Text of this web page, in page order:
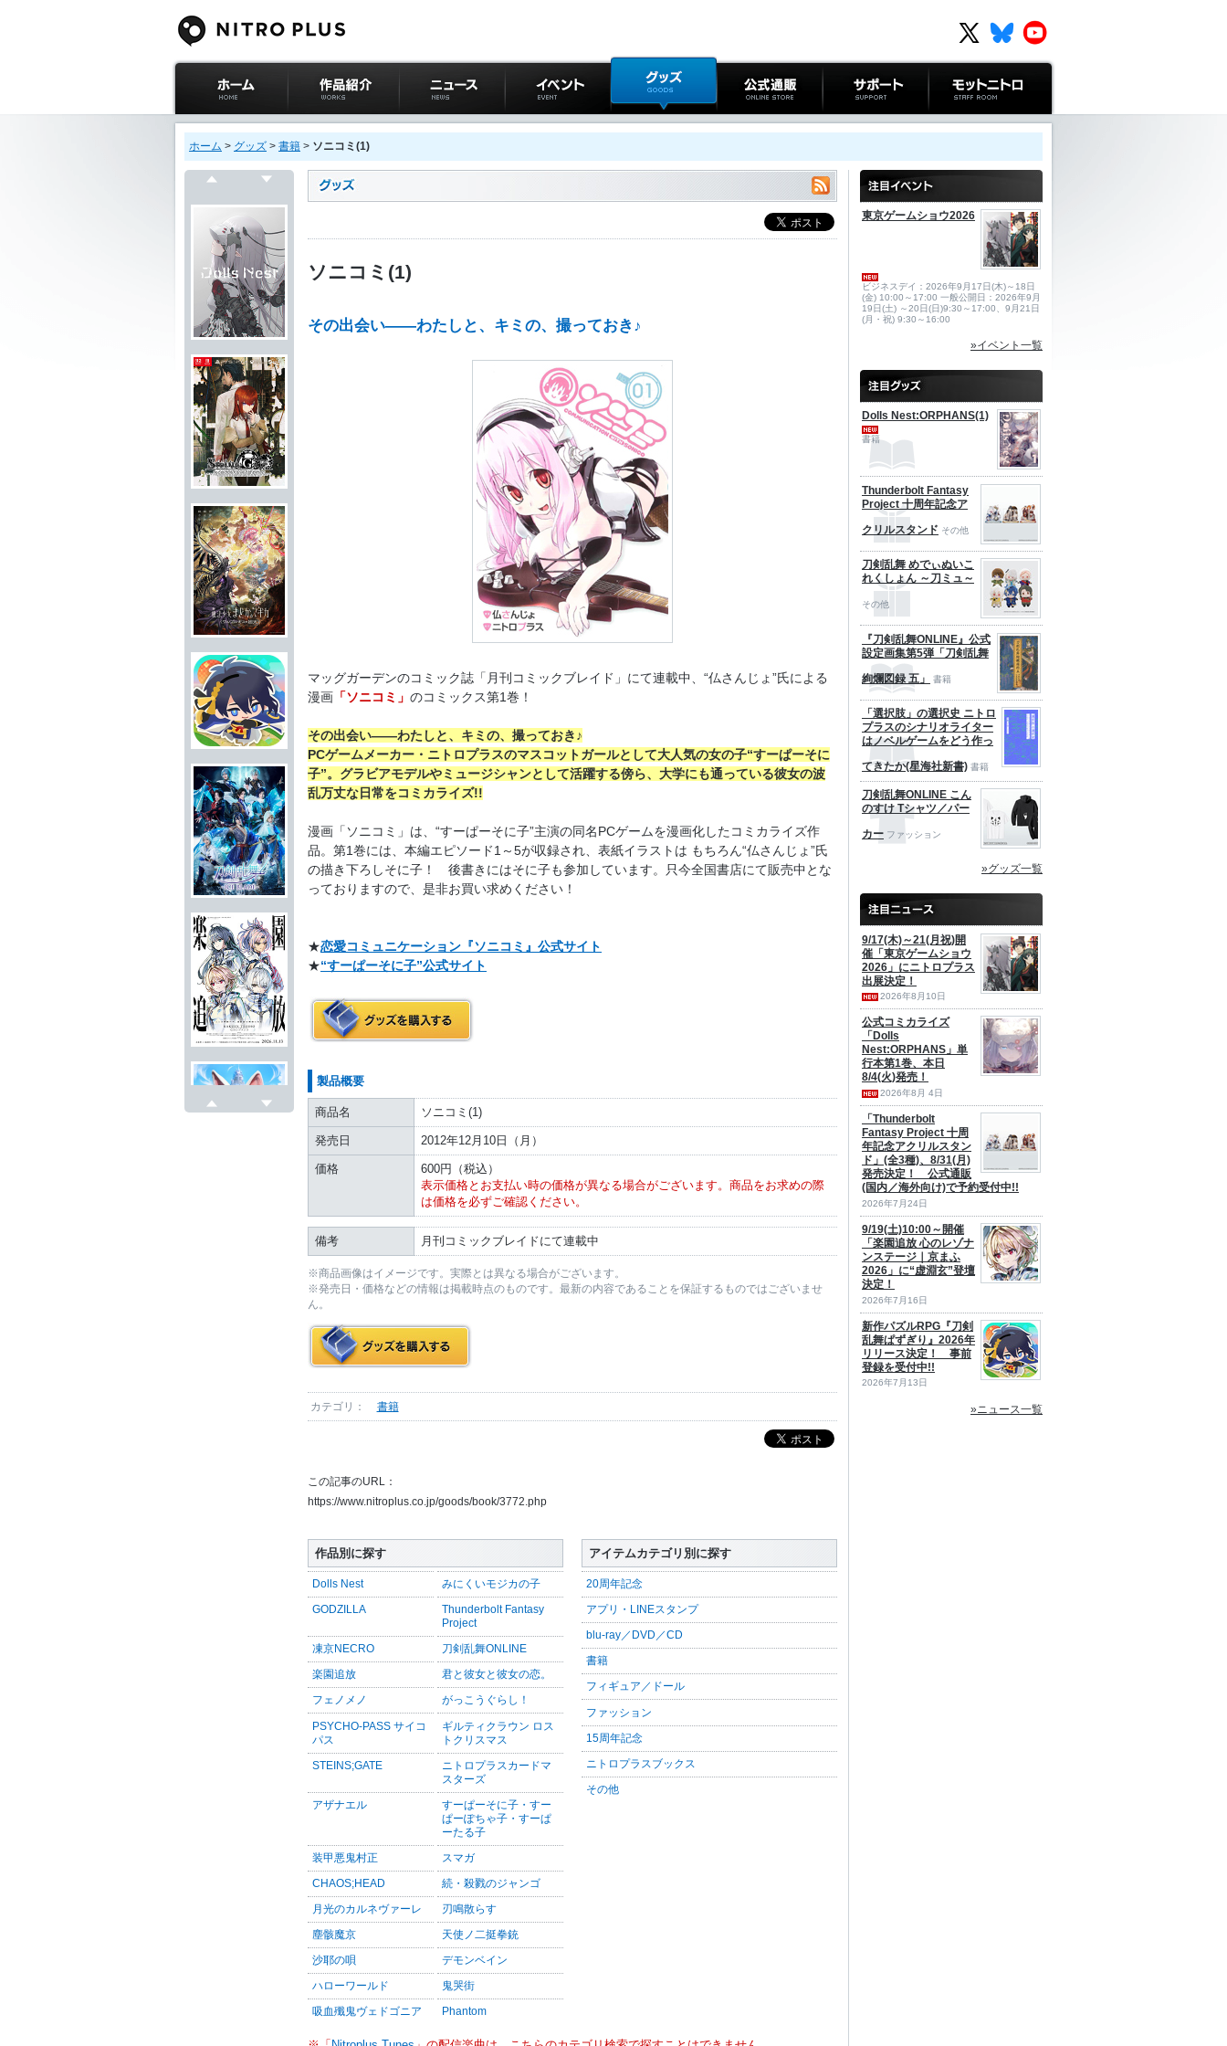
ニトロプラス公式
サイト ホーム
作品紹介 ニュース イベント グッズ 公式通販 サポート モットニトロ
ホーム > グッズ > 書籍 > ソニコミ(1)
ソニコミ(1)
その出会い――わたしと、キミの、撮っておき♪
マッグガーデンのコミック誌「月刊コミックブレイド」にて連載中、“仏さんじょ”氏による
漫画 「ソニコミ」 のコミックス第1巻！
その出会い――わたしと、キミの、撮っておき♪
PCゲームメーカー・ニトロプラスのマスコットガールとして大人気の女の子“すーぱーそに
子”。グラビアモデルやミュージシャンとして活躍する傍ら、大学にも通っている彼女の波
乱万丈な日常をコミカライズ!!
漫画「ソニコミ」は、“すーぱーそに子”主演の同名PCゲームを漫画化したコミカライズ作
品。第1巻には、本編エピソード1～5が収録され、表紙イラストは もちろん“仏さんじょ”氏
の描き下ろしそに子！ 後書きにはそに子も参加しています。只今全国書店にて販売中とな
っておりますので、是非お買い求めください！
★恋愛コミュニケーション『ソニコミ』公式サイト
★“すーぱーそに子”公式サイト
製品概要
商品名 ソニコミ(1)
発売日 2012年12月10日（月）
価格
600円（税込）
表示価格とお支払い時の価格が異なる場合がございます。商品をお求めの際
は価格を必ずご確認ください。
備考 月刊コミックブレイドにて連載中
※商品画像はイメージです。実際とは異なる場合がございます。
※発売日・価格などの情報は掲載時点のものです。最新の内容であることを保証するものではございませ
ん。
カテゴリ： 書籍
この記事のURL：
https://www.nitroplus.co.jp/goods/book/3772.php
作品別に探す
Dolls Nest みにくいモジカの子
GODZILLA
Thunderbolt Fantasy
Project
凍京NECRO 刀剣乱舞ONLINE
楽園追放 君と彼女と彼女の恋。
フェノメノ がっこうぐらし！
PSYCHO-PASS サイコ
パス
ギルティクラウン ロス
トクリスマス
STEINS;GATE
ニトロプラスカードマ
スターズ
アザナエル
すーぱーそに子・すー
ぱーぽちゃ子・すーぱ
ーたる子
装甲悪鬼村正 スマガ
CHAOS;HEAD 続・殺戮のジャンゴ
月光のカルネヴァーレ 刃鳴散らす
塵骸魔京 天使ノ二挺拳銃
沙耶の唄 デモンベイン
ハローワールド 鬼哭街
吸血殲鬼ヴェドゴニア Phantom
アイテムカテゴリ別に探す
20周年記念
アプリ・LINEスタンプ
blu-ray／DVD／CD
書籍
フィギュア／ドール
ファッション
15周年記念
ニトロプラスブックス
その他
東京ゲームショウ2026
ビジネスデイ：2026年9月17日(木)～18日
(金) 10:00～17:00 一般公開日：2026年9月
19日(土) ～20日(日)9:30～17:00、9月21日
(月・祝) 9:30～16:00
»イベント一覧
Dolls Nest:ORPHANS(1)
書籍
Thunderbolt Fantasy
Project 十周年記念ア
クリルスタンド その他
刀剣乱舞 めでぃぬいこ
れくしょん ～刀ミュ～
その他
『刀剣乱舞ONLINE』公式
設定画集第5弾「刀剣乱舞
絢爛図録 五」 書籍
「選択肢」の選択史 ニトロ
プラスのシナリオライター
はノベルゲームをどう作っ
てきたか(星海社新書) 書籍
刀剣乱舞ONLINE こん
のすけ Tシャツ／パー
カー ファッション
»グッズ一覧
9/17(木)～21(月祝)開
催「東京ゲームショウ
2026」にニトロプラス
出展決定！
2026年8月10日
公式コミカライズ
「Dolls
Nest:ORPHANS」単
行本第1巻、本日
8/4(火)発売！
2026年8月 4日
「Thunderbolt
Fantasy Project 十周
年記念アクリルスタン
ド」(全3種)、8/31(月)
発売決定！ 公式通販
(国内／海外向け)で予約受付中!!
2026年7月24日
9/19(土)10:00～開催
「楽園追放 心のレゾナ
ンステージ｜京まふ
2026」に“虚淵玄”登壇
決定！
2026年7月16日
新作パズルRPG『刀剣
乱舞ぱずぎり』2026年
リリース決定！ 事前
登録を受付中!!
2026年7月13日
»ニュース一覧